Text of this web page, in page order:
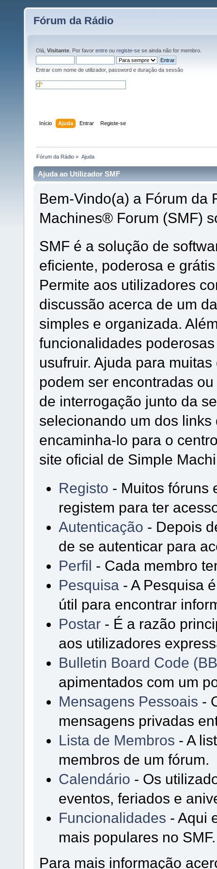
Fórum da Rádio
Olá, Visitante . Por favor entre ou registe-se se ainda não for membro.
Entrar com nome de utilizador, password e duração da sessão
Início Ajuda Entrar Registe-se
Fórum da Rádio » Ajuda
Ajuda ao Utilizador SMF
Bem-Vindo(a) a Fórum da
Machines® Forum (SMF)
SMF é a solução de
eficiente, poderosa e
Permite aos utilizadores
discussão acerca de um
simples e organizada.
funcionalidades
usufruir. Ajuda para
podem ser encontradas
de interrogação junto da
selecionando um dos
encaminha-lo para o
site oficial de Simple
Registo - Muitos fóruns
registem para ter
Autenticação - Depois
de se autenticar para
Perfil - Cada membro
Pesquisa - A Pesquisa
útil para encontrar
Postar - É a razão
aos utilizadores
Bulletin Board Code
apimentados com um
Mensagens Pessoais -
mensagens privadas
Lista de Membros - A
membros de um fórum.
Calendário - Os
eventos, feriados e
Funcionalidades - Aqui
mais populares no SMF.
Para mais informação